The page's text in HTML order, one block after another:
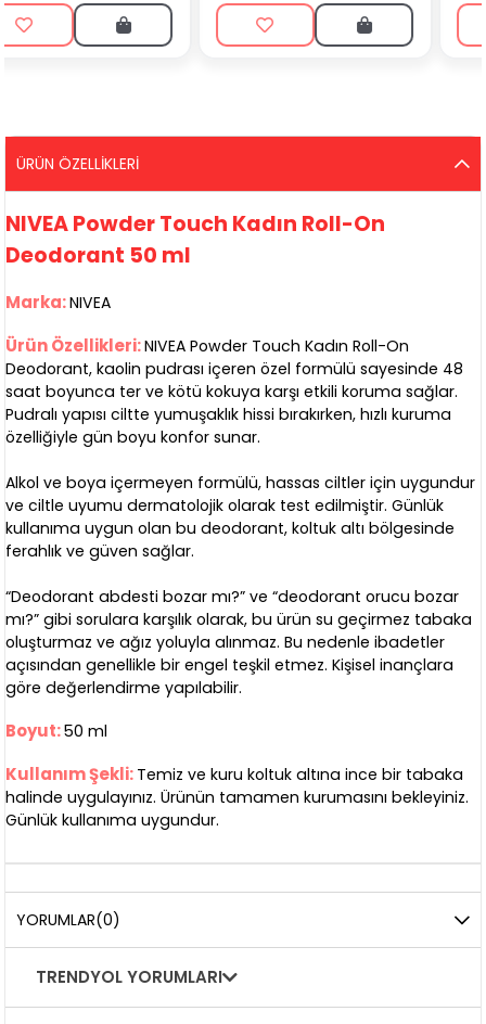
ÜRÜN ÖZELLIKLERI
NIVEA Powder Touch Kadın Roll-On
Deodorant 50 ml
Marka:NIVEA
Ürün Özellikleri:NIVEA Powder Touch Kadın Roll-On
Deodorant, kaolin pudrası içeren özel formülü sayesinde 48
saat boyunca ter ve kötü kokuya karşı etkili koruma sağlar.
Pudralı yapısı ciltte yumuşaklık hissi bırakırken, hızlı kuruma
özelliğiyle gün boyu konfor sunar.
Alkol ve boya içermeyen formülü, hassas ciltler için uygundur
ve ciltle uyumu dermatolojik olarak test edilmiştir. Günlük
kullanıma uygun olan bu deodorant, koltuk altı bölgesinde
ferahlık ve güven sağlar.
“Deodorant abdesti bozar mı?” ve “deodorant orucu bozar
mı?” gibi sorulara karşılık olarak, bu ürün su geçirmez tabaka
oluşturmaz ve ağız yoluyla alınmaz. Bu nedenle ibadetler
açısından genellikle bir engel teşkil etmez. Kişisel inançlara
göre değerlendirme yapılabilir.
Boyut:50 ml
Kullanım Şekli: Temiz ve kuru koltuk altına ince bir tabaka
halinde uygulayınız. Ürünün tamamen kurumasını bekleyiniz.
Günlük kullanıma uygundur.
YORUMLAR(0)
TRENDYOL YORUMLARI